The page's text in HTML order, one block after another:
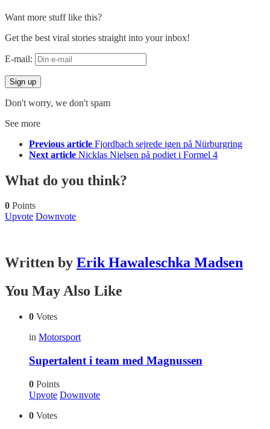
Want more stuff like this?
Get the best viral stories straight into your inbox!
E-mail:
Don't worry, we don't spam
See more
Previous article Fjordbach sejrede igen på Nürburgring
Next article Nicklas Nielsen på podiet i Formel 4
What do you think?
0 Points
Upvote Downvote
Written by Erik Hawaleschka Madsen
You May Also Like
0 Votes
in Motorsport
Supertalent i team med Magnussen
0 Points
Upvote Downvote
0 Votes